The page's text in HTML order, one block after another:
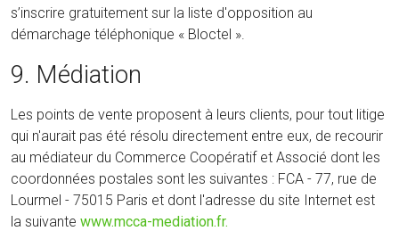
s’inscrire gratuitement sur la liste d'opposition au
démarchage téléphonique « Bloctel ».
9. Médiation
Les points de vente proposent à leurs clients, pour tout litige
qui n'aurait pas été résolu directement entre eux, de recourir
au médiateur du Commerce Coopératif et Associé dont les
coordonnées postales sont les suivantes : FCA - 77, rue de
Lourmel - 75015 Paris et dont l'adresse du site Internet est
la suivante www.mcca-mediation.fr.